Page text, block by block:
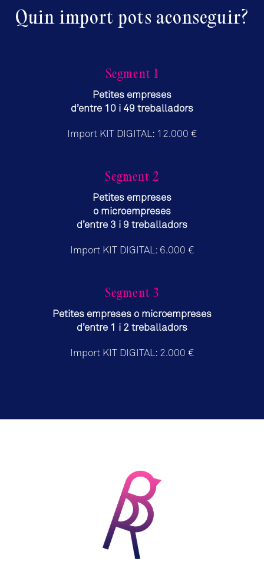
Quin import pots aconseguir?
Segment 1
Petites empreses
d’entre 10 i 49 treballadors
Import KIT DIGITAL: 12.000 €
Segment 2
Petites empreses
o microempreses
d’entre 3 i 9 treballadors
Import KIT DIGITAL: 6.000 €
Segment 3
Petites empreses o microempreses
d’entre 1 i 2 treballadors
Import KIT DIGITAL: 2.000 €